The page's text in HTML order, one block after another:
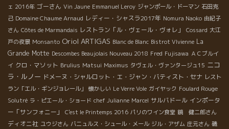
ェ 2016年 ゴーさん Vin Jaune Emmanuel Leroy ジャンポール・ドーマン 石田克
己 Domaine Chaume Arnaud レディー・シャスラ2017年 Nomura Naoko 由紀子
さん Côtes de Marmandais レストラン「ル・ヴェール・ヴォレ」 Cossard 大江
戸の夜景 Monsanto Oriol ARTIGAS Blanc de Blanc Bistrot VIvienne La
Grande Motte Descombes Beaujolais Nouveau 2018 Fred Fujisawa ＡＣブルイ
イ クロ・マソット Brulius Matsui Maximus タヴェル・ヴァンタージュ15 ニコ
ラ・ルノー ドメーヌ・シャルロット・エ・ジャン・バティスト・セナ レスト
ラン「エル・ギンジョレール」
懐かしい Le Verre Vole ガイヤック Foulard Rouge
Solutré ラ・ピエール・ショード chef Julianne Marcel サルバドール インポータ
ー「サンフォニー」
C'est le Printemps 2016 パリのワイン食堂 鏡 健二郎さん
ディオニ社 ユウジさん バニュルス・シュール・メール ジル・アザム 庄元さん 磯